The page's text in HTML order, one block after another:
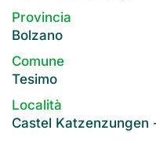
Provincia
Bolzano
Comune
Tesimo
Località
Castel Katzenzungen